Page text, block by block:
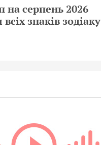
на серпень 2026
знаків зодіаку